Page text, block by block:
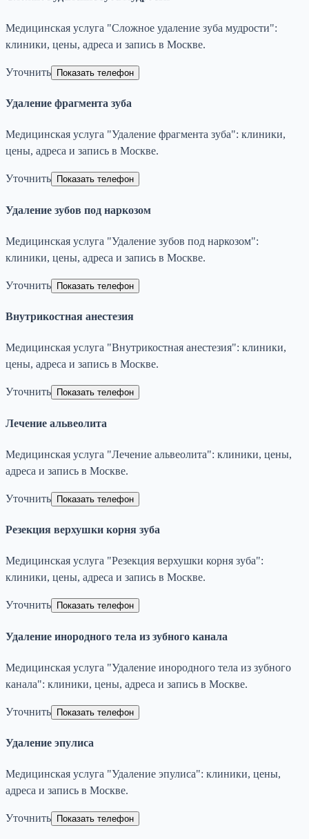
Медицинская услуга "Сложное удаление зуба мудрости":
клиники, цены, адреса и запись в Москве.
Уточнить Показать телефон
Удаление фрагмента зуба
Медицинская услуга "Удаление фрагмента зуба": клиники,
цены, адреса и запись в Москве.
Уточнить Показать телефон
Удаление зубов под наркозом
Медицинская услуга "Удаление зубов под наркозом":
клиники, цены, адреса и запись в Москве.
Уточнить Показать телефон
Внутрикостная анестезия
Медицинская услуга "Внутрикостная анестезия": клиники,
цены, адреса и запись в Москве.
Уточнить Показать телефон
Лечение альвеолита
Медицинская услуга "Лечение альвеолита": клиники, цены,
адреса и запись в Москве.
Уточнить Показать телефон
Резекция верхушки корня зуба
Медицинская услуга "Резекция верхушки корня зуба":
клиники, цены, адреса и запись в Москве.
Уточнить Показать телефон
Удаление инородного тела из зубного канала
Медицинская услуга "Удаление инородного тела из зубного
канала": клиники, цены, адреса и запись в Москве.
Уточнить Показать телефон
Удаление эпулиса
Медицинская услуга "Удаление эпулиса": клиники, цены,
адреса и запись в Москве.
Уточнить Показать телефон